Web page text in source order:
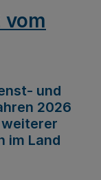
vom
und
2026
im Land